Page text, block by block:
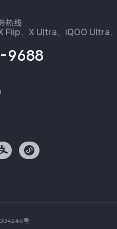
热线
Flip、X Ultra、iQOO Ultra
9688
号